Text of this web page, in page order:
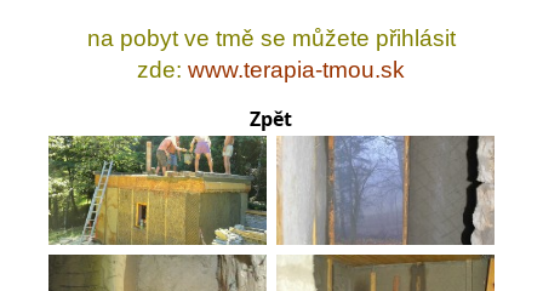
na pobyt ve tmě se můžete přihlásit
zde: www.terapia-tmou.sk
Zpět